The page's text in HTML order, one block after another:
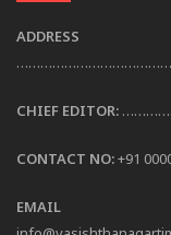
ADDRESS
CHIEF EDITOR:
CONTACT NO:+91
EMAIL